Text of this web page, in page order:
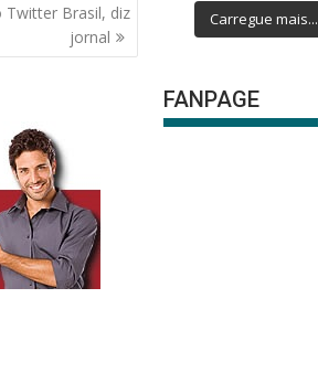
Twitter Brasil, diz
jornal
Carregue mais...
FANPAGE